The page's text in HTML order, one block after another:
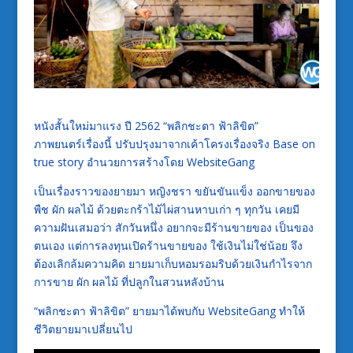
หนังสั้นใหม่มาแรง ปี 2562 “พลิกชะตา ฟ้าลิขิต”
ภาพยนตร์เรื่องนี้ ปรับปรุงมาจากเค้าโครงเรื่องจริง Base on
true story อำนวยการสร้างโดย WebsiteGang
เป็นเรื่องราวของยายมา หญิงชรา ขยันขันแข็ง ออกขายของ
พืช ผัก ผลไม้ ด้วยตะกร้าไม้ไผ่สานหาบเก่า ๆ ทุกวัน เคยมี
ความฝันเสมอว่า สักวันหนึ่ง อยากจะมีร้านขายของ เป็นของ
ตนเอง แต่การลงทุนเปิดร้านขายของ ใช้เงินไม่ใช่น้อย จึง
ต้องเลิกล้มความคิด ยายมาเก็บหอมรอมริบด้วยเงินกำไรจาก
การขาย ผัก ผลไม้ ที่ปลูกในสวนหลังบ้าน
“พลิกชะตา ฟ้าลิขิต” ยายมาได้พบกับ WebsiteGang ทำให้
ชีวิตยายมาเปลี่ยนไป